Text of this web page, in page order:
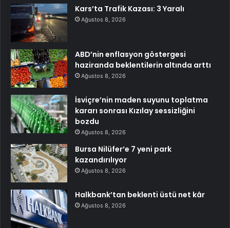
Kars’ta Trafik Kazası: 3 Yaralı
Ağustos 8, 2026
ABD’nin enflasyon göstergesi
haziranda beklentilerin altında arttı
Ağustos 8, 2026
İsviçre’nin maden suyunu toplatma
kararı sonrası Kızılay sessizliğini
bozdu
Ağustos 8, 2026
Bursa Nilüfer’e 7 yeni park
kazandırılıyor
Ağustos 8, 2026
Halkbank’tan beklenti üstü net kâr
Ağustos 8, 2026